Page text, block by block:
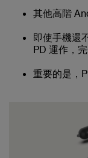
其他高階
即使手機還
PD 運作，
重要的是，